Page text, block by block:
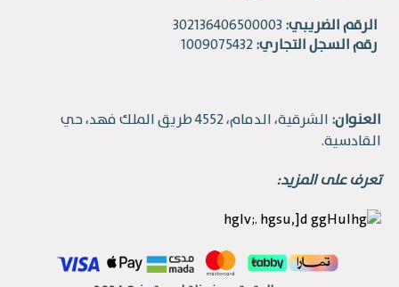
الرقم الضريبي:
رقم السجل التجاري:
العنوان:
الشرقية، الدمام، 4552 طريق الملك فهد، حي
القادسية.
تعرف على المزيد: